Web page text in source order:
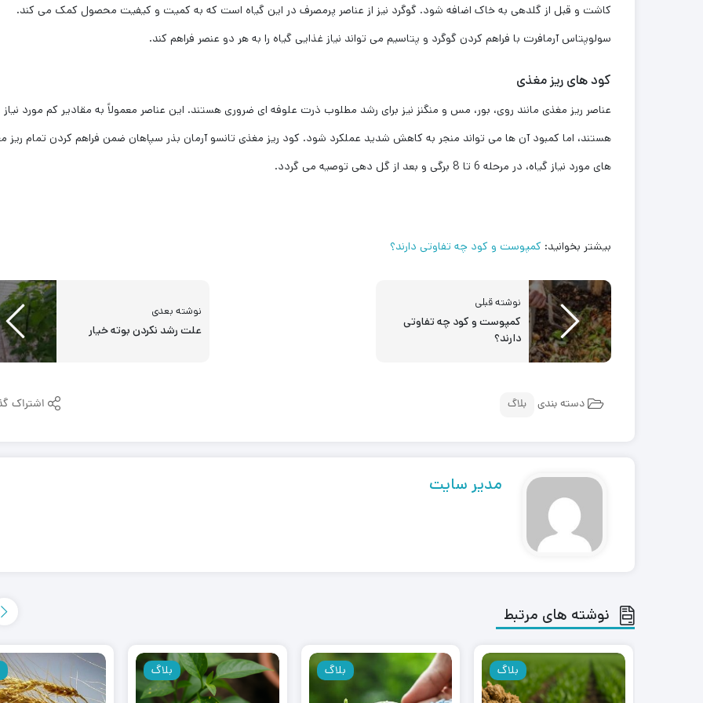
کاشت و قبل از گلدهی به خاک اضافه شود. گوگرد نیز از عناصر پرمصرف در این گیاه است که به کمیت و کیفیت محصول کمک می کند.
سولوپتاس آرمافرت با فراهم کردن گوگرد و پتاسیم می تواند نیاز غذایی گیاه را به هر دو عنصر فراهم کند.
کود های ریز مغذی
عناصر ریز مغذی‌ مانند روی، بور، مس و منگنز نیز برای رشد مطلوب ذرت علوفه ‌ای ضروری هستند. این عناصر معمولاً به مقادیر کم مورد نیاز
هستند، اما کمبود آن ‌ها می ‌تواند منجر به کاهش شدید عملکرد شود. کود ریز مغذی تانسو آرمان بذر سپاهان ضمن فراهم کردن تمام ریز
های مورد نیاز گیاه، در مرحله 6 تا 8 برگی و بعد از گل دهی توصیه می گردد.
بیشتر بخوانید: کمپوست و کود چه تفاوتی دارند؟
نوشته قبلی
کمپوست و کود چه تفاوتی
دارند؟
نوشته بعدی
علت رشد نکردن بوته خیار
دسته بندی بلاگ اشتراک
مدیر سایت
نوشته های مرتبط
بلاگ بلاگ بلاگ